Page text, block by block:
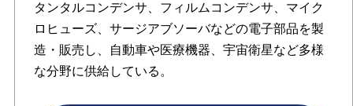
タンタルコンデンサ、フィルムコンデンサ、マイク
ロヒューズ、サージアブソーバなどの電子部品を製
造・販売し、自動車や医療機器、宇宙衛星など多様
な分野に供給している。